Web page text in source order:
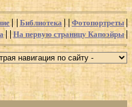
Библиотека
Фотопортреты
На первую страницу Капоэйры